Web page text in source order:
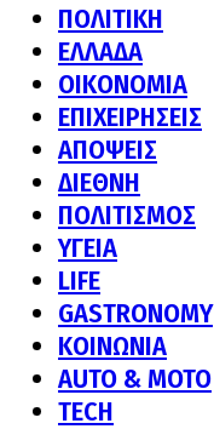
ΠΟΛΙΤΙΚΗ
ΕΛΛΑΔΑ
ΟΙΚΟΝΟΜΙΑ
ΕΠΙΧΕΙΡΗΣΕΙΣ
ΑΠΟΨΕΙΣ
ΔΙΕΘΝΗ
ΠΟΛΙΤΙΣΜΟΣ
ΥΓΕΙΑ
LIFE
GASTRONOMY
ΚΟΙΝΩΝΙΑ
AUTO & MOTO
TECH